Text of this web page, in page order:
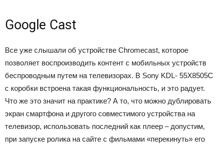
Google Cast
Все уже слышали об устройстве Chromecast, которое
позволяет воспроизводить контент с мобильных устройств
беспроводным путем на телевизорах. В Sony KDL- 55X8505С
с коробки встроена такая функциональность, и это радует.
Что же это значит на практике? А то, что можно дублировать
экран смартфона и другого совместимого устройства на
телевизор, использовать последний как плеер ‒ допустим,
при запуске ролика на сайте с фильмами «перекинуть» его